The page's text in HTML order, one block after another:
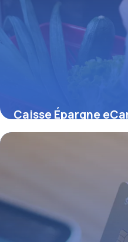
Caisse Épargne
28 juin 2026